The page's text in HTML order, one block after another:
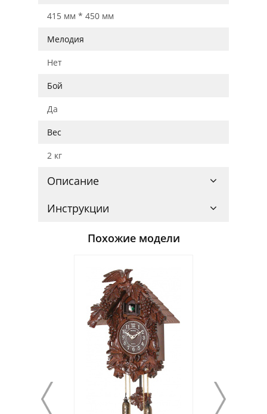
415 мм * 450 мм
Мелодия
Нет
Бой
Да
Вес
2 кг
Описание
Инструкции
Похожие модели